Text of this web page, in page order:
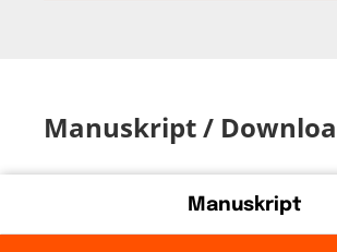
Manuskript /
Manuskript